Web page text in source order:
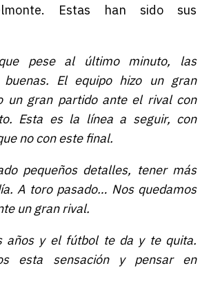
Estas han sido sus
pese al último minuto, las
buenas. El equipo hizo un gran
un gran partido ante el rival con
Esta es la línea a seguir, con
no con este final.
pequeños detalles, tener más
A toro pasado… Nos quedamos
un gran rival.
años y el fútbol te da y te quita.
esta sensación y pensar en